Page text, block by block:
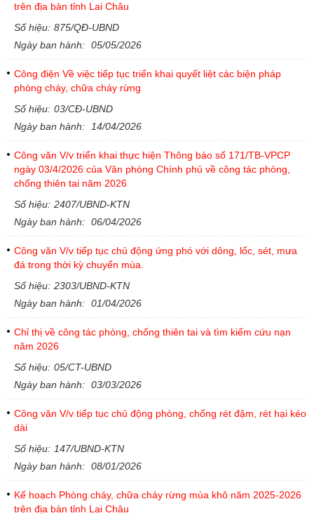
trên địa bàn tỉnh Lai Châu
Số hiệu: 875/QĐ-UBND
Ngày ban hành: 05/05/2026
Công điện Về việc tiếp tục triển khai quyết liệt các biện pháp
phòng cháy, chữa cháy rừng
Số hiệu: 03/CĐ-UBND
Ngày ban hành:
14/04/2026
Công văn V/v triển khai thực hiện Thông báo số 171/TB-VPCP
ngày 03/4/2026 của Văn phòng Chính phủ về công tác phòng,
chống thiên tai năm 2026
Số hiệu: 2407/UBND-KTN
Ngày ban hành: 06/04/2026
Công văn V/v tiếp tục chủ động ứng phó với dông, lốc, sét, mưa
đá trong thời kỳ chuyển mùa.
Số hiệu: 2303/UBND-KTN
Ngày ban hành: 01/04/2026
Chỉ thị về công tác phòng, chống thiên tai và tìm kiếm cứu nạn
năm 2026
Số hiệu: 05/CT-UBND
Ngày ban hành: 03/03/2026
Công văn V/v tiếp tục chủ động phòng, chống rét đậm, rét hại kéo
dài
Số hiệu: 147/UBND-KTN
Ngày ban hành: 08/01/2026
Kế hoạch Phòng cháy, chữa cháy rừng mùa khô năm 2025-2026
trên địa bàn tỉnh Lai Châu